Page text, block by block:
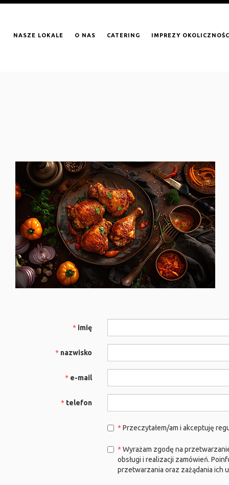
NASZE LOKALE O NAS CATERING IMPREZY
imię
nazwisko
e-mail
telefon
Przeczytałem/am i akceptuję
Wyrażam zgodę na
obsługi i realizacji zamówień.
przetwarzania oraz zażądania ich